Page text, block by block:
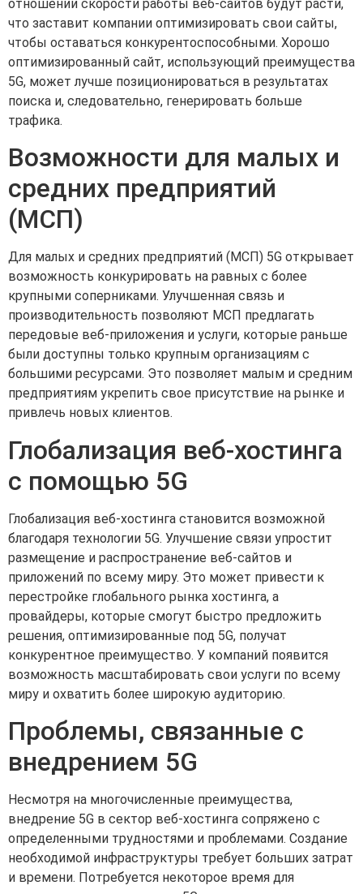
отношении скорости работы веб-сайтов будут расти,
что заставит компании оптимизировать свои сайты,
чтобы оставаться конкурентоспособными. Хорошо
оптимизированный сайт, использующий преимущества
5G, может лучше позиционироваться в результатах
поиска и, следовательно, генерировать больше
трафика.
Возможности для малых и
средних предприятий
(МСП)
Для малых и средних предприятий (МСП) 5G открывает
возможность конкурировать на равных с более
крупными соперниками. Улучшенная связь и
производительность позволяют МСП предлагать
передовые веб-приложения и услуги, которые раньше
были доступны только крупным организациям с
большими ресурсами. Это позволяет малым и средним
предприятиям укрепить свое присутствие на рынке и
привлечь новых клиентов.
Глобализация веб-хостинга
с помощью 5G
Глобализация веб-хостинга становится возможной
благодаря технологии 5G. Улучшение связи упростит
размещение и распространение веб-сайтов и
приложений по всему миру. Это может привести к
перестройке глобального рынка хостинга, а
провайдеры, которые смогут быстро предложить
решения, оптимизированные под 5G, получат
конкурентное преимущество. У компаний появится
возможность масштабировать свои услуги по всему
миру и охватить более широкую аудиторию.
Проблемы, связанные с
внедрением 5G
Несмотря на многочисленные преимущества,
внедрение 5G в сектор веб-хостинга сопряжено с
определенными трудностями и проблемами. Создание
необходимой инфраструктуры требует больших затрат
и времени. Потребуется некоторое время для